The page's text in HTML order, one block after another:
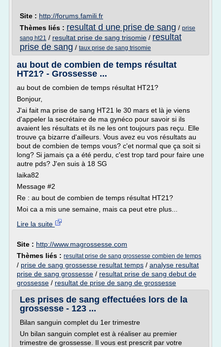
Site : http://forums.famili.fr
Thèmes liés : resultat d une prise de sang / prise
sang ht21 / resultat prise de sang trisomie / resultat
prise de sang / taux prise de sang trisomie
au bout de combien de temps résultat
HT21? - Grossesse ...
au bout de combien de temps résultat HT21?
Bonjour,
J'ai fait ma prise de sang HT21 le 30 mars et là je viens
d'appeler la secrétaire de ma gynéco pour savoir si ils
avaient les résultats et ils ne les ont toujours pas reçu. Elle
trouve ça bizarre d'ailleurs. Vous avez eu vos résultats au
bout de combien de temps vous? c'et normal que ça soit si
long? Si jamais ça a été perdu, c'est trop tard pour faire une
autre pds? J'en suis à 18 SG
laika82
Message #2
Re : au bout de combien de temps résultat HT21?
Moi ca a mis une semaine, mais ca peut etre plus...
Lire la suite
Site : http://www.magrossesse.com
Thèmes liés : resultat prise de sang grossesse combien de temps
/ prise de sang grossesse resultat temps / analyse resultat
prise de sang grossesse / resultat prise de sang debut de
grossesse / resultat de prise de sang de grossesse
Les prises de sang effectuées lors de la
grossesse - 123 ...
Bilan sanguin complet du 1er trimestre
Un bilan sanguin complet est à réaliser au premier
trimestre de grossesse. Il vous est prescrit par votre